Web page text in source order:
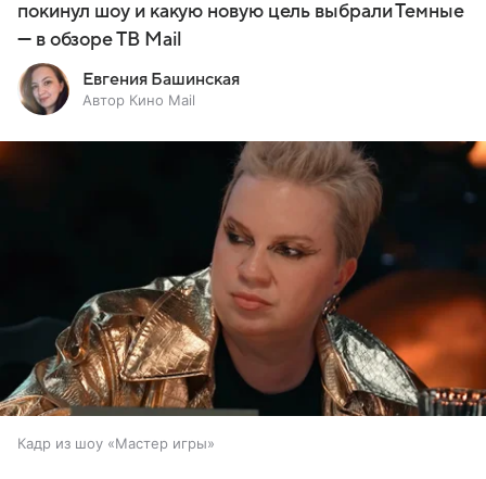
покинул шоу и какую новую цель выбрали Темные
— в обзоре ТВ Mail
Евгения Башинская
Автор Кино Mail
Кадр из шоу «Мастер игры»